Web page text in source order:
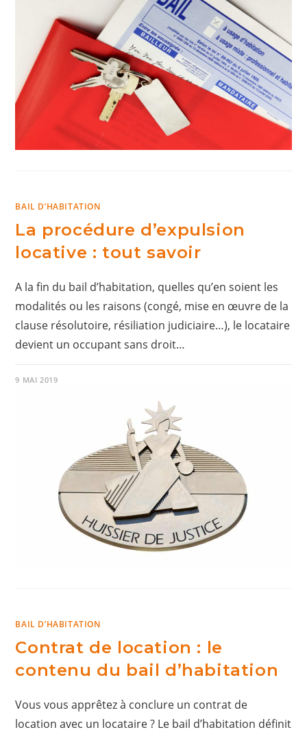
BAIL D’HABITATION
La procédure d’expulsion
locative : tout savoir
A la fin du bail d’habitation, quelles qu’en soient les
modalités ou les raisons (congé, mise en œuvre de la
clause résolutoire, résiliation judiciaire…), le locataire
devient un occupant sans droit…
9 MAI 2019
BAIL D’HABITATION
Contrat de location : le
contenu du bail d’habitation
Vous vous apprêtez à conclure un contrat de
location avec un locataire ? Le bail d’habitation définit